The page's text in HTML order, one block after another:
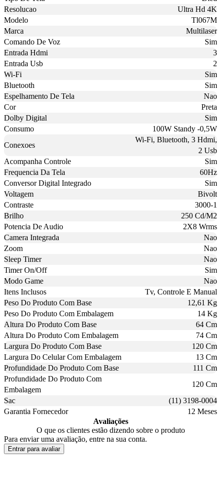
Resolucao
Ultra Hd 4K
Modelo
Tl067M
Marca
Multilaser
Comando De Voz
Sim
Entrada Hdmi
3
Entrada Usb
2
Wi-Fi
Sim
Bluetooth
Sim
Espelhamento De Tela
Nao
Cor
Preta
Dolby Digital
Sim
Consumo
100W Standy -0,5W
Conexoes
Wi-Fi, Bluetooth, 3 Hdmi,
2 Usb
Acompanha Controle
Sim
Frequencia Da Tela
60Hz
Conversor Digital Integrado
Sim
Voltagem
Bivolt
Contraste
3000-1
Brilho
250 Cd/M2
Potencia De Audio
2X8 Wrms
Camera Integrada
Nao
Zoom
Nao
Sleep Timer
Nao
Timer On/Off
Sim
Modo Game
Nao
Itens Inclusos
Tv, Controle E Manual
Peso Do Produto Com Base
12,61 Kg
Peso Do Produto Com Embalagem
14 Kg
Altura Do Produto Com Base
64 Cm
Altura Do Produto Com Embalagem
74 Cm
Largura Do Produto Com Base
120 Cm
Largura Do Celular Com Embalagem
13 Cm
Profundidade Do Produto Com Base
111 Cm
Profundidade Do Produto Com
Embalagem
120 Cm
Sac
(11) 3198-0004
Garantia Fornecedor
12 Meses
Avaliações
O que os clientes estão dizendo sobre o produto
Para enviar uma avaliação, entre na sua conta.
Entrar para avaliar